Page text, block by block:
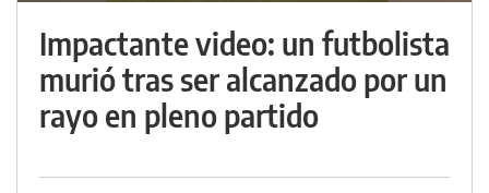
Impactante video: un futbolista
murió tras ser alcanzado por un
rayo en pleno partido